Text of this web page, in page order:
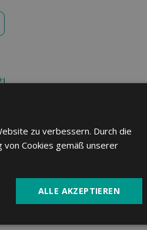
Zürich 2026
zu verbessern. Durch die
Cookies gemäß unserer
ALLE AKZEPTIEREN